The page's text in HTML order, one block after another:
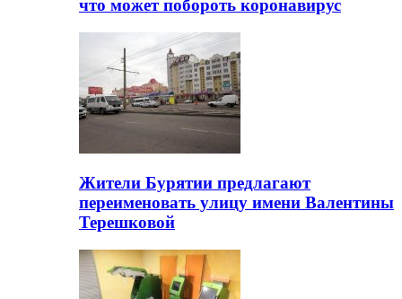
что может побороть коронавирус
Жители Бурятии предлагают
переименовать улицу имени Валентины
Терешковой